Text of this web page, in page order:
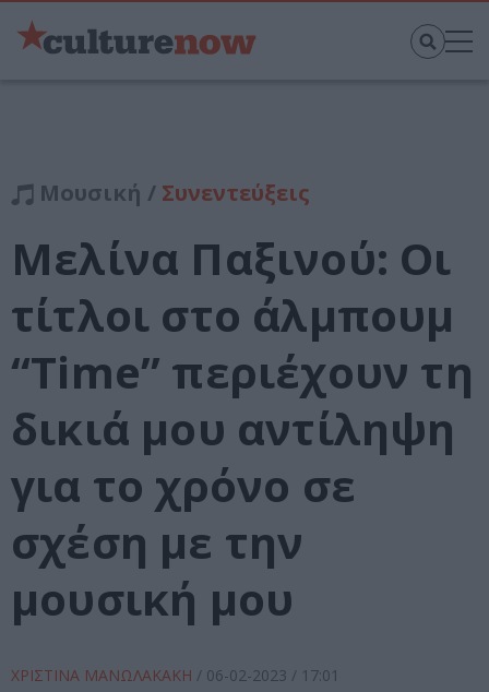
Μουσική / Συνεντεύξεις
Μελίνα Παξινού: Οι
τίτλοι στο άλμπουμ
“Time” περιέχουν τη
δικιά μου αντίληψη
για το χρόνο σε
σχέση με την
μουσική μου
ΧΡΙΣΤΙΝΑ ΜΑΝΩΛΑΚΑΚΗ / 06-02-2023 / 17:01